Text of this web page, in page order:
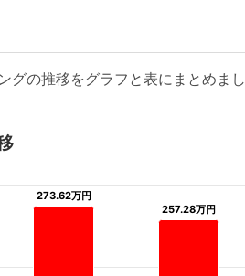
グの推移をグラフと表にまとめまし
273.62万円
273.62万円
257.28万円
257.28万円